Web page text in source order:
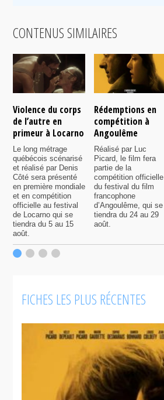
CONTENUS SIMILAIRES
Violence du corps
de l’autre en
primeur à Locarno
Le long métrage
québécois scénarisé
et réalisé par Denis
Côté sera présenté
en première mondiale
et en compétition
officielle au festival
de Locarno qui se
tiendra du 5 au 15
août.
Rédemptions en
compétition à
Angoulême
Réalisé par Luc
Picard, le film fera
partie de la
compétition officielle
du festival du film
francophone
d’Angoulême, qui se
tiendra du 24 au 29
août.
FICHES LES PLUS RÉCENTES